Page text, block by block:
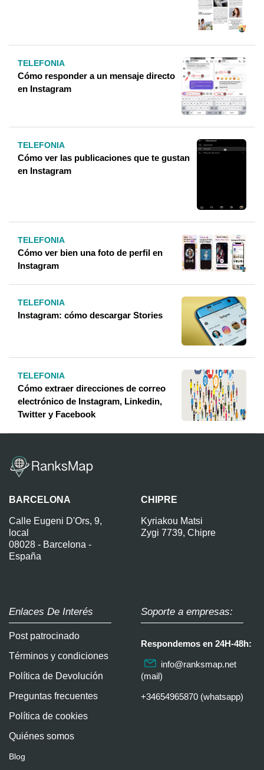
TELEFONIA
Cómo responder a un mensaje directo
en Instagram
TELEFONIA
Cómo ver las publicaciones que te gustan
en Instagram
TELEFONIA
Cómo ver bien una foto de perfil en
Instagram
TELEFONIA
Instagram: cómo descargar Stories
TELEFONIA
Cómo extraer direcciones de correo
electrónico de Instagram, Linkedin,
Twitter y Facebook
BARCELONA
Calle Eugeni D'Ors, 9,
local
08028 - Barcelona -
España
CHIPRE
Kyriakou Matsi
Zygi 7739, Chipre
Enlaces De Interés
Post patrocinado
Términos y condiciones
Política de Devolución
Preguntas frecuentes
Política de cookies
Quiénes somos
Blog
Soporte a empresas:
Respondemos en 24H-48h:
info@ranksmap.net
(mail)
+34654965870 (whatsapp)